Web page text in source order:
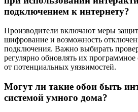
подключением к интернету?
Производители включают меры
шифрование и возможность
подключения. Важно выбирать
регулярно обновлять их
от потенциальных уязвимостей.
Могут ли такие обои быть
системой умного дома?